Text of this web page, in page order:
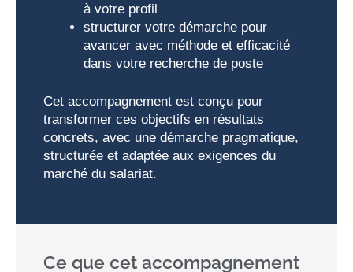
à votre profil
structurer votre démarche pour
avancer avec méthode et efficacité
dans votre recherche de poste
Cet accompagnement est conçu pour
transformer ces objectifs en résultats
concrets, avec une démarche pragmatique,
structurée et adaptée aux exigences du
marché du salariat.
Ce que cet accompagnement